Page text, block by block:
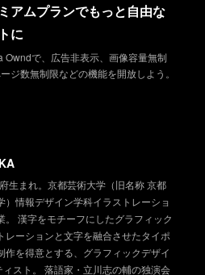
アムプランでもっと自由な
に
Owndで、広告非表示、画像容量無制
ジ数無制限などの機能を開放しよう。
生まれ。京都芸術大学（旧名称 京都
）情報デザイン学科イラストレーショ
。 漢字をモチーフにしたグラフィック
レーションと文字を融合させたタイポ
作を得意とする、グラフィックデザイ
ィスト。 落語家・立川志の輔の独演会